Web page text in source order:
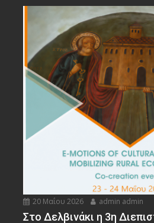
20 Μαΐου 2026 admin admin
Στο Δελβινάκι η 3η